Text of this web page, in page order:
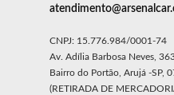
CNPJ: 15.776.984/0001-74
Av. Adília Barbosa Neves,
Bairro do Portão, Arujá -SP,
(RETIRADA DE